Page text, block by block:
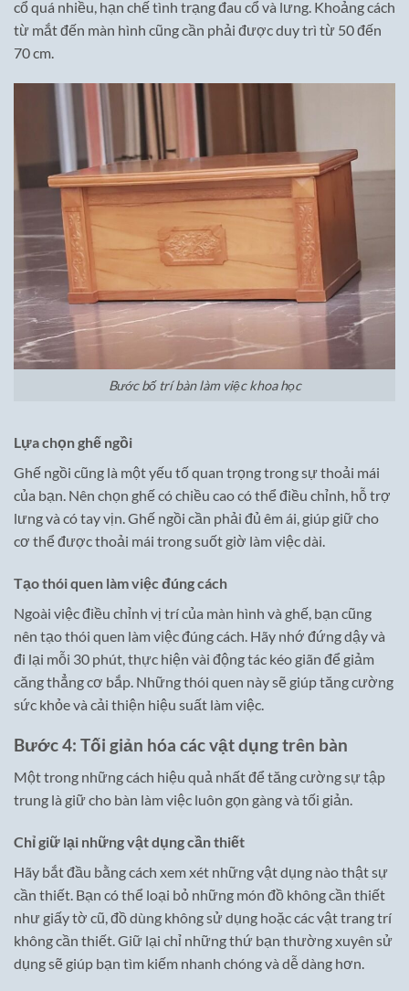
cổ quá nhiều, hạn chế tình trạng đau cổ và lưng. Khoảng cách
từ mắt đến màn hình cũng cần phải được duy trì từ 50 đến
70 cm.
Bước bố trí bàn làm việc khoa học
Lựa chọn ghế ngồi
Ghế ngồi cũng là một yếu tố quan trọng trong sự thoải mái
của bạn. Nên chọn ghế có chiều cao có thể điều chỉnh, hỗ trợ
lưng và có tay vịn. Ghế ngồi cần phải đủ êm ái, giúp giữ cho
cơ thể được thoải mái trong suốt giờ làm việc dài.
Tạo thói quen làm việc đúng cách
Ngoài việc điều chỉnh vị trí của màn hình và ghế, bạn cũng
nên tạo thói quen làm việc đúng cách. Hãy nhớ đứng dậy và
đi lại mỗi 30 phút, thực hiện vài động tác kéo giãn để giảm
căng thẳng cơ bắp. Những thói quen này sẽ giúp tăng cường
sức khỏe và cải thiện hiệu suất làm việc.
Bước 4: Tối giản hóa các vật dụng trên bàn
Một trong những cách hiệu quả nhất để tăng cường sự tập
trung là giữ cho bàn làm việc luôn gọn gàng và tối giản.
Chỉ giữ lại những vật dụng cần thiết
Hãy bắt đầu bằng cách xem xét những vật dụng nào thật sự
cần thiết. Bạn có thể loại bỏ những món đồ không cần thiết
như giấy tờ cũ, đồ dùng không sử dụng hoặc các vật trang trí
không cần thiết. Giữ lại chỉ những thứ bạn thường xuyên sử
dụng sẽ giúp bạn tìm kiếm nhanh chóng và dễ dàng hơn.